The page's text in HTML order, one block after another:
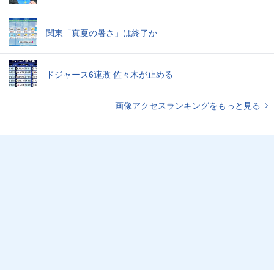
関東「真夏の暑さ」は終了か
ドジャース6連敗 佐々木が止める
画像アクセスランキングをもっと見る